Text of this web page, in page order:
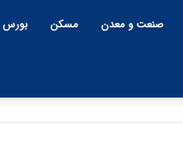
صنعت و معدن مسکن بورس